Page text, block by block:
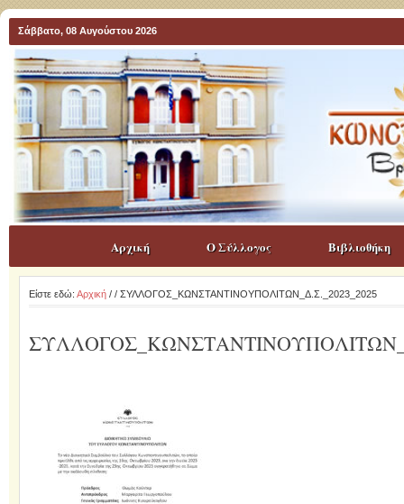
Σάββατο, 08 Αυγούστου 2026
Αρχική Ο Σύλλογος Βιβλιοθήκη
Είστε εδώ: Αρχική/ / ΣΥΛΛΟΓΟΣ_ΚΩΝΣΤΑΝΤΙΝΟΥΠΟΛΙΤΩΝ_Δ.Σ._2023_2025